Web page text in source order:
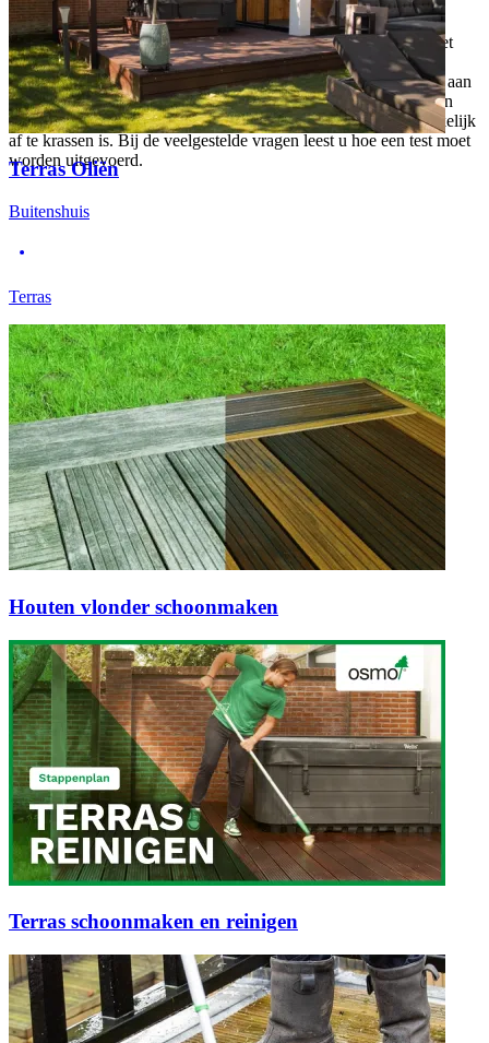
worden aangebracht.
Note:Voor oppervlakken die al zijn behandeld met Osmo of met
een ander merk of product dient altijd eerst een test gemaakt te
worden. Bij renovatie is altijd het advies om maximaal één laag aan
te brengen. Wanneer er meer lagen worden aangebracht is er een
kans dat de tweede laag niet hecht, waardoor deze laag er makkelijk
af te krassen is. Bij de veelgestelde vragen leest u hoe een test moet
worden uitgevoerd.
Terras Oliën
Buitenshuis
Terras
Houten vlonder schoonmaken
Terras schoonmaken en reinigen